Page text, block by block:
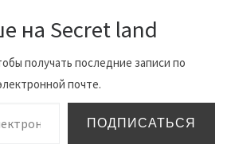
на Secret land
получать последние записи по
почте.
почты…
ПОДПИСАТЬСЯ